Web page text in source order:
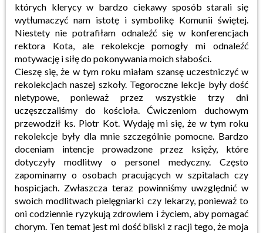
których klerycy w bardzo ciekawy sposób starali się
wytłumaczyć nam istotę i symbolikę Komunii świętej.
Niestety nie potrafiłam odnaleźć się w konferencjach
rektora Kota, ale rekolekcje pomogły mi odnaleźć
motywację i siłę do pokonywania moich słabości.
Cieszę się, że w tym roku miałam szansę uczestniczyć w
rekolekcjach naszej szkoły. Tegoroczne lekcje były dość
nietypowe, ponieważ przez wszystkie trzy dni
uczęszczaliśmy do kościoła. Ćwiczeniom duchowym
przewodził ks. Piotr Kot. Wydaję mi się, że w tym roku
rekolekcje były dla mnie szczególnie pomocne. Bardzo
doceniam intencje prowadzone przez księży, które
dotyczyły modlitwy o personel medyczny. Często
zapominamy o osobach pracujących w szpitalach czy
hospicjach. Zwłaszcza teraz powinniśmy uwzględnić w
swoich modlitwach pielęgniarki czy lekarzy, ponieważ to
oni codziennie ryzykują zdrowiem i życiem, aby pomagać
chorym. Ten temat jest mi dość bliski z racji tego, że moja